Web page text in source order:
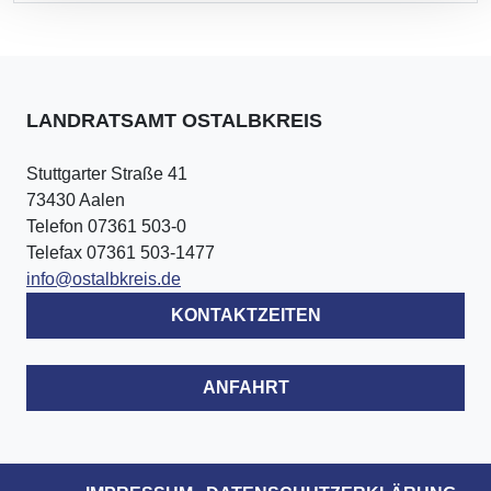
LANDRATSAMT OSTALBKREIS
Stuttgarter Straße 41
73430 Aalen
Telefon 07361 503-0
Telefax 07361 503-1477
info@ostalbkreis.de
KONTAKTZEITEN
ANFAHRT